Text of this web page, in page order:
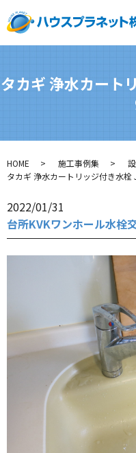
タカギ 浄水カート
HOME 施工事例集
タカギ 浄水カートリッジ付き水栓
2022/01/31
台所KVKワンホール水栓